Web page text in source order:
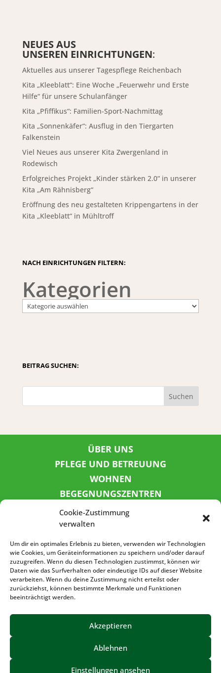
Cookie-Zustimmung
verwalten
Um dir ein optimales Erlebnis zu bieten, verwenden wir Technologien
wie Cookies, um Geräteinformationen zu speichern und/oder darauf
zuzugreifen. Wenn du diesen Technologien zustimmst, können wir
Daten wie das Surfverhalten oder eindeutige IDs auf dieser Website
verarbeiten. Wenn du deine Zustimmung nicht erteilst oder
zurückziehst, können bestimmte Merkmale und Funktionen
beeinträchtigt werden.
Akzeptieren
Ablehnen
Einstellungen ansehen
NEUES AUS
UNSEREN EINRICHTUNGEN:
Aktuelles aus unserer Tagespflege Reichenbach
Kita „Kleeblatt“: Eine Woche „Feuerwehr und Erste
Hilfe“ für unsere Schulanfänger
Kita „Pfiffikus“: Familien-Sport-Nachmittag
Kita „Sonnenkäfer“: Ausflug in den Tiergarten
Falkenstein
Viel Neues aus unserer Kita Zwergenland in
Rodewisch
Erfolgreiches Projekt „Kinder stärken 2.0“ in unserer
Kita „Am Rähnisberg“
Eröffnung des neu gestalteten Krippengartens in der
Kita „Kleeblatt“ in Mühltroff
NACH EINRICHTUNGEN FILTERN:
Kategorien
BEITRAG SUCHEN:
Suchen
ÜBER UNS
PFLEGE UND BETREUUNG
WOHNEN
BEGEGNUNGSZENTREN
KINDER UND JUGEND
KONTAKT
SPENDENKONTO
Sozialbank
IBAN: DE72 3702 0500 0001 5520 00
IMPRESSUM
BARRIEREFREIHEIT